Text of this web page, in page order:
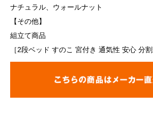
ナチュラル、ウォールナット
【その他】
組立て商品
［2段ベッド すのこ 宮付き 通気性 安心 分割